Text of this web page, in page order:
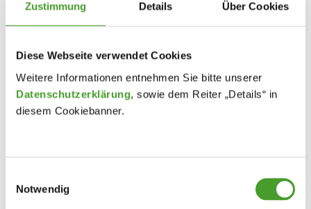
Zustimmung Details Über Cookies
Diese Webseite verwendet Cookies
Weitere Informationen entnehmen Sie bitte unserer
Datenschutzerklärung, sowie dem Reiter „Details“ in
diesem Cookiebanner.
Notwendig